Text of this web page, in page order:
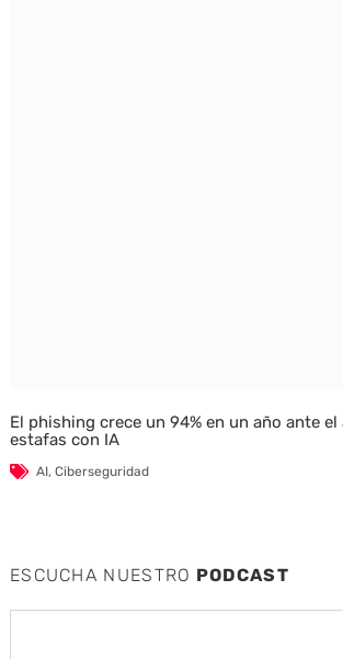
El phishing crece un 94% en un año ante el
estafas con IA
AI, Ciberseguridad
ESCUCHA NUESTRO PODCAST